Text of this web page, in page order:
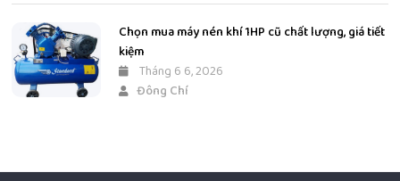
Chọn mua máy nén khí 1HP cũ chất lượng, giá tiết
kiệm
Tháng 6 6, 2026
Đông Chí